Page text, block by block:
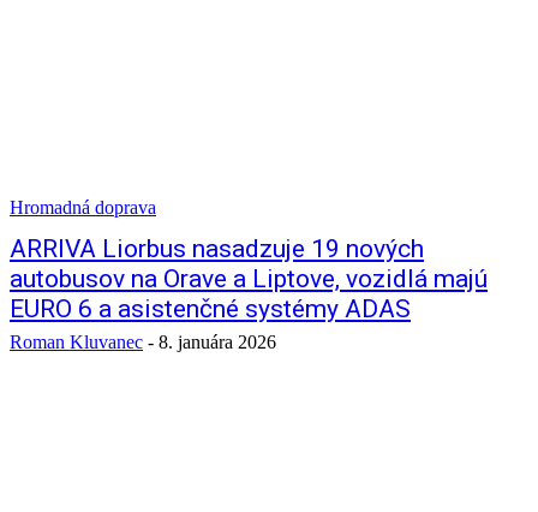
Hromadná doprava
ARRIVA Liorbus nasadzuje 19 nových
autobusov na Orave a Liptove, vozidlá majú
EURO 6 a asistenčné systémy ADAS
Roman Kluvanec - 8. januára 2026